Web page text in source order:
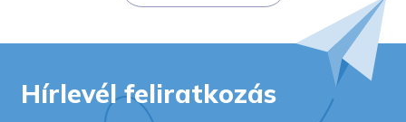
Hírlevél feliratkozás